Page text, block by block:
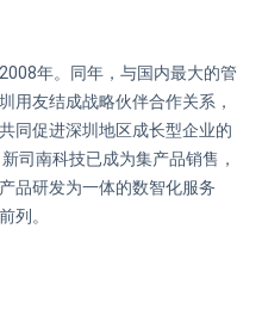
年。同年，与国内最大的管
用友结成战略伙伴合作关系，
同促进深圳地区成长型企业的
司南科技已成为集产品销售，
品研发为一体的数智化服务
列。